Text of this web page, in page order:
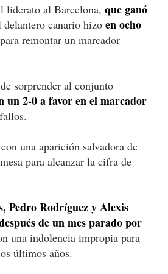
liderato al Barcelona, que ganó
delantero canario hizo en ocho
remontar un marcador
sorprender al conjunto
un 2-0 a favor en el marcador
con una aparición salvadora de
para alcanzar la cifra de
Pedro Rodríguez y Alexis
de un mes parado por
una indolencia impropia para
últimos años.